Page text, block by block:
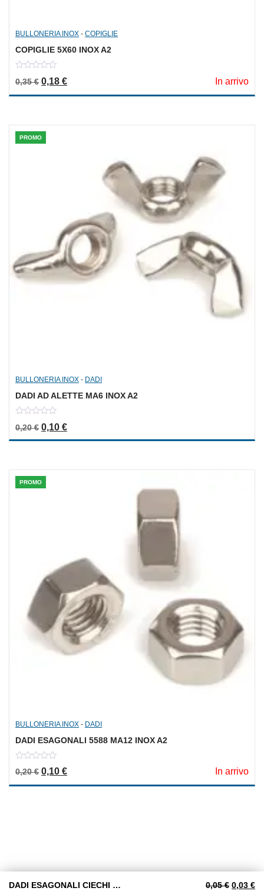
BULLONERIA INOX - COPIGLIE
COPIGLIE 5X60 INOX A2
out
0,35€ Il prezzo originale era: 0,35 €.
0,18 €Il prezzo attuale è: 0,18 €. In arrivo
PROMO
BULLONERIA INOX - DADI
DADI AD ALETTE MA6 INOX A2
out
0,20€ Il prezzo originale era: 0,20 €.
0,10 €Il prezzo attuale è: 0,10 €.
PROMO
BULLONERIA INOX - DADI
DADI ESAGONALI 5588 MA12 INOX A2
out
0,20€ Il prezzo originale era: 0,20 €.
0,10 €Il prezzo attuale è: 0,10 €. In arrivo
DADI ESAGONALI CIECHI MA3 INOX A2 0,05€ Il
0,03 €Il